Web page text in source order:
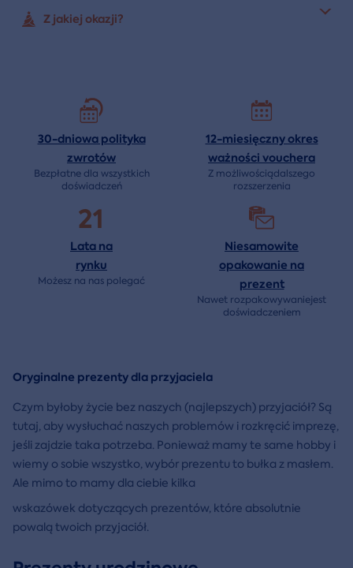
Z jakiej okazji?
30-dniowa polityka
zwrotów
Bezpłatne dla wszystkich
doświadczeń
12-miesięczny okres
ważności vouchera
Z możliwościądalszego
rozszerzenia
21
Lata na
rynku
Możesz na nas polegać
Niesamowite
opakowanie na
prezent
Nawet rozpakowywaniejest
doświadczeniem
Oryginalne prezenty dla przyjaciela
Czym byłoby życie bez naszych (najlepszych) przyjaciół? Są
tutaj, aby wysłuchać naszych problemów i rozkręcić imprezę,
jeśli zajdzie taka potrzeba. Ponieważ mamy te same hobby i
wiemy o sobie wszystko, wybór prezentu to bułka z masłem.
Ale mimo to mamy dla ciebie kilka
wskazówek dotyczących prezentów, które absolutnie
powalą twoich przyjaciół.